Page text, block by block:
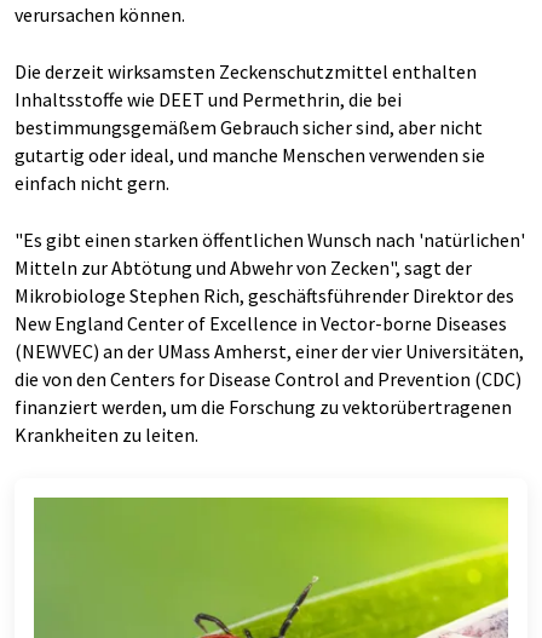
verursachen können.
Die derzeit wirksamsten Zeckenschutzmittel enthalten
Inhaltsstoffe wie DEET und Permethrin, die bei
bestimmungsgemäßem Gebrauch sicher sind, aber nicht
gutartig oder ideal, und manche Menschen verwenden sie
einfach nicht gern.
"Es gibt einen starken öffentlichen Wunsch nach 'natürlichen'
Mitteln zur Abtötung und Abwehr von Zecken", sagt der
Mikrobiologe Stephen Rich, geschäftsführender Direktor des
New England Center of Excellence in Vector-borne Diseases
(NEWVEC) an der UMass Amherst, einer der vier Universitäten,
die von den Centers for Disease Control and Prevention (CDC)
finanziert werden, um die Forschung zu vektorübertragenen
Krankheiten zu leiten.